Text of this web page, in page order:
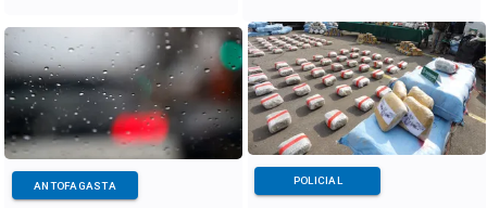
ANTOFAGASTA POLICIAL